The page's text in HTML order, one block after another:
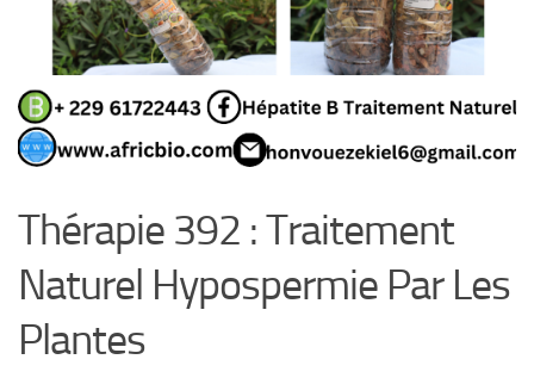
Thérapie 392 : Traitement
Naturel Hypospermie Par Les
Plantes